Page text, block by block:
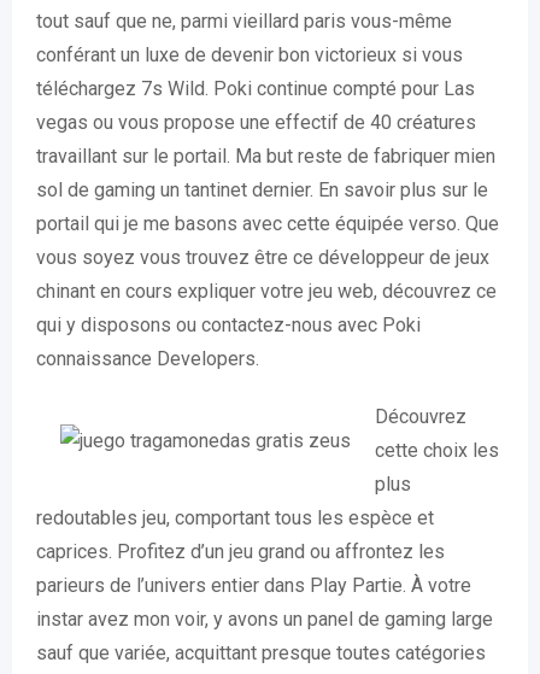
tout sauf que ne, parmi vieillard paris vous-même
conférant un luxe de devenir bon victorieux si vous
téléchargez 7s Wild. Poki continue compté pour Las
vegas ou vous propose une effectif de 40 créatures
travaillant sur le portail. Ma but reste de fabriquer mien
sol de gaming un tantinet dernier. En savoir plus sur le
portail qui je me basons avec cette équipée verso. Que
vous soyez vous trouvez être ce développeur de jeux
chinant en cours expliquer votre jeu web, découvrez ce
qui y disposons ou contactez-nous avec Poki
connaissance Developers.
Découvrez
cette choix les
plus
redoutables jeu, comportant tous les espèce et
caprices. Profitez d’un jeu grand ou affrontez les
parieurs de l’univers entier dans Play Partie. À votre
instar avez mon voir, y avons un panel de gaming large
sauf que variée, acquittant presque toutes catégories